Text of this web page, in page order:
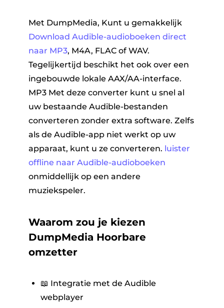
Met DumpMedia, Kunt u gemakkelijk
Download Audible-audioboeken direct
naar MP3, M4A, FLAC of WAV.
Tegelijkertijd beschikt het ook over een
ingebouwde lokale AAX/AA-interface.
MP3 Met deze converter kunt u snel al
uw bestaande Audible-bestanden
converteren zonder extra software. Zelfs
als de Audible-app niet werkt op uw
apparaat, kunt u ze converteren. luister
offline naar Audible-audioboeken
onmiddellijk op een andere
muziekspeler.
Waarom zou je kiezen
DumpMedia Hoorbare
omzetter
📖 Integratie met de Audible
webplayer